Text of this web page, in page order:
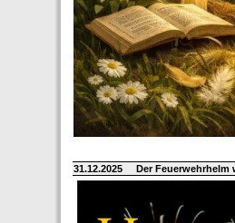
31.12.2025 Der